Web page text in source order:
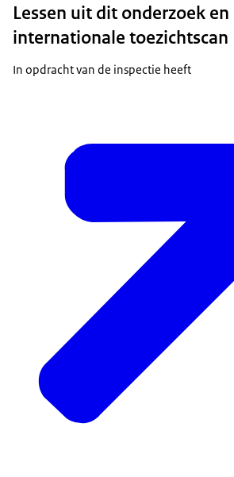
Lessen uit dit onderzoek en
internationale toezichtscan
In opdracht van de inspectie heeft